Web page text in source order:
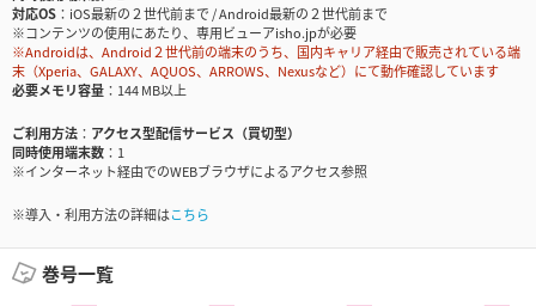
対応OS
iOS最新の２世代前まで / Android最新の２世代前まで
※コンテンツの使用にあたり、専用ビューアisho.jpが必要
※Androidは、Android２世代前の端末のうち、国内キャリア経由で販売されている端
末（Xperia、GALAXY、AQUOS、ARROWS、Nexusなど）にて動作確認しています
必要メモリ容量
144 MB以上
ご利用方法
アクセス型配信サービス（買切型）
同時使用端末数
1
※インターネット経由でのWEBブラウザによるアクセス参照
※導入・利用方法の詳細はこちら
巻号一覧